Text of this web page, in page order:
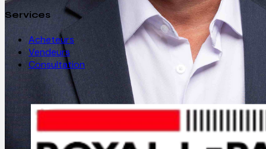
Services
Acheteurs
Vendeurs
Consultation